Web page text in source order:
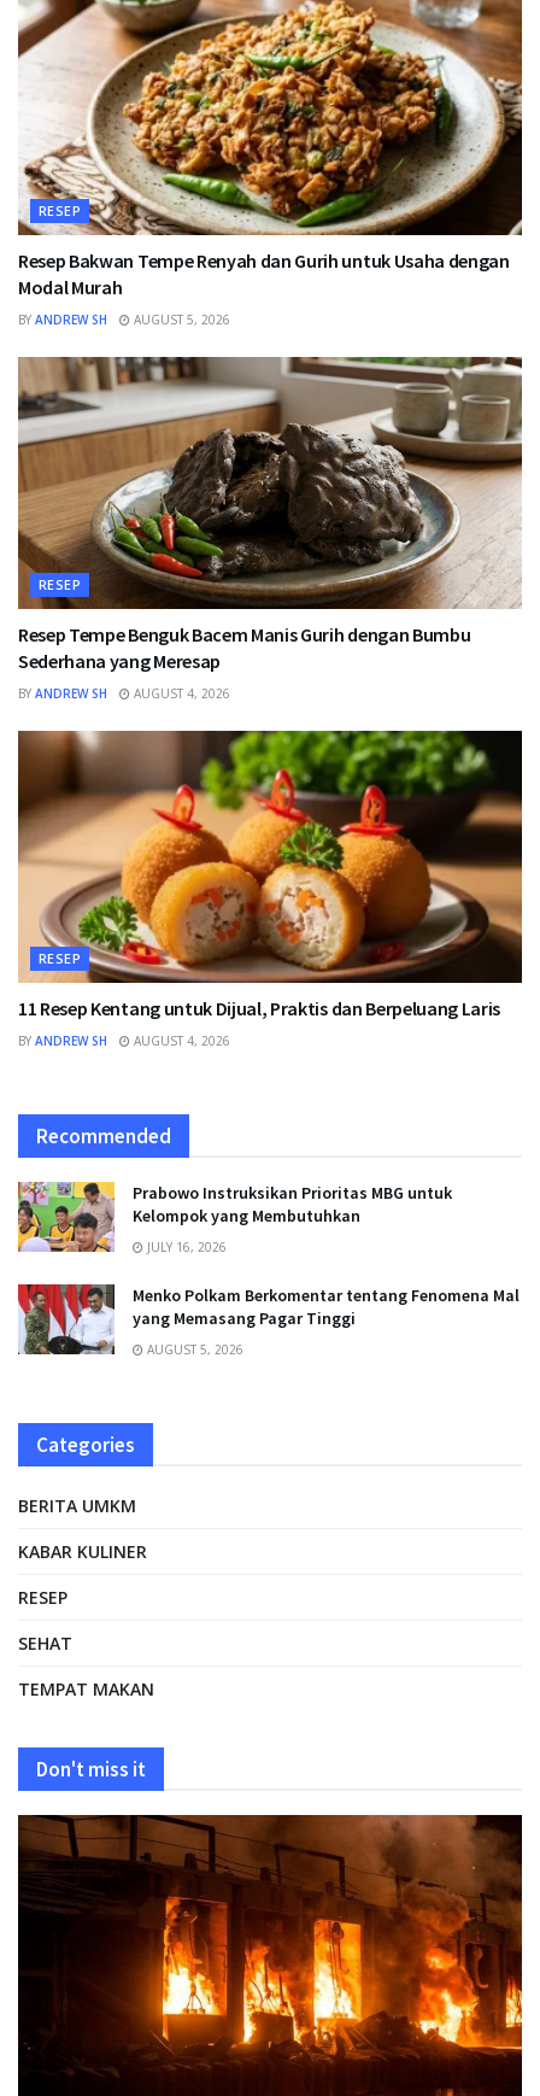
RESEP
Resep Bakwan Tempe Renyah dan Gurih untuk Usaha dengan
Modal Murah
BY ANDREW SH AUGUST 5, 2026
RESEP
Resep Tempe Benguk Bacem Manis Gurih dengan Bumbu
Sederhana yang Meresap
BY ANDREW SH AUGUST 4, 2026
RESEP
11 Resep Kentang untuk Dijual, Praktis dan Berpeluang Laris
BY ANDREW SH AUGUST 4, 2026
Recommended
Prabowo Instruksikan Prioritas MBG untuk
Kelompok yang Membutuhkan
JULY 16, 2026
Menko Polkam Berkomentar tentang Fenomena Mal
yang Memasang Pagar Tinggi
AUGUST 5, 2026
Categories
BERITA UMKM
KABAR KULINER
RESEP
SEHAT
TEMPAT MAKAN
Don't miss it